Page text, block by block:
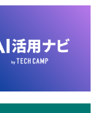
ント・プラットフォ
閲覧機歴及びその分
タと結びつけた上